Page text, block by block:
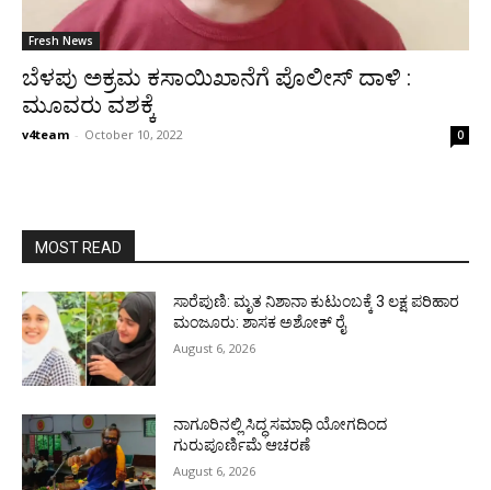
Fresh News
ಬೆಳಪು ಅಕ್ರಮ ಕಸಾಯಿಖಾನೆಗೆ ಪೊಲೀಸ್ ದಾಳಿ :
ಮೂವರು ವಶಕ್ಕೆ
v4team - October 10, 2022 0
MOST READ
ಸಾರೆಪುಣಿ: ಮೃತ ನಿಶಾನಾ ಕುಟುಂಬಕ್ಕೆ 3 ಲಕ್ಷ ಪರಿಹಾರ
ಮಂಜೂರು: ಶಾಸಕ ಅಶೋಕ್ ರೈ
August 6, 2026
ನಾಗೂರಿನಲ್ಲಿ ಸಿದ್ಧ ಸಮಾಧಿ ಯೋಗದಿಂದ
ಗುರುಪೂರ್ಣಿಮೆ ಆಚರಣೆ
August 6, 2026